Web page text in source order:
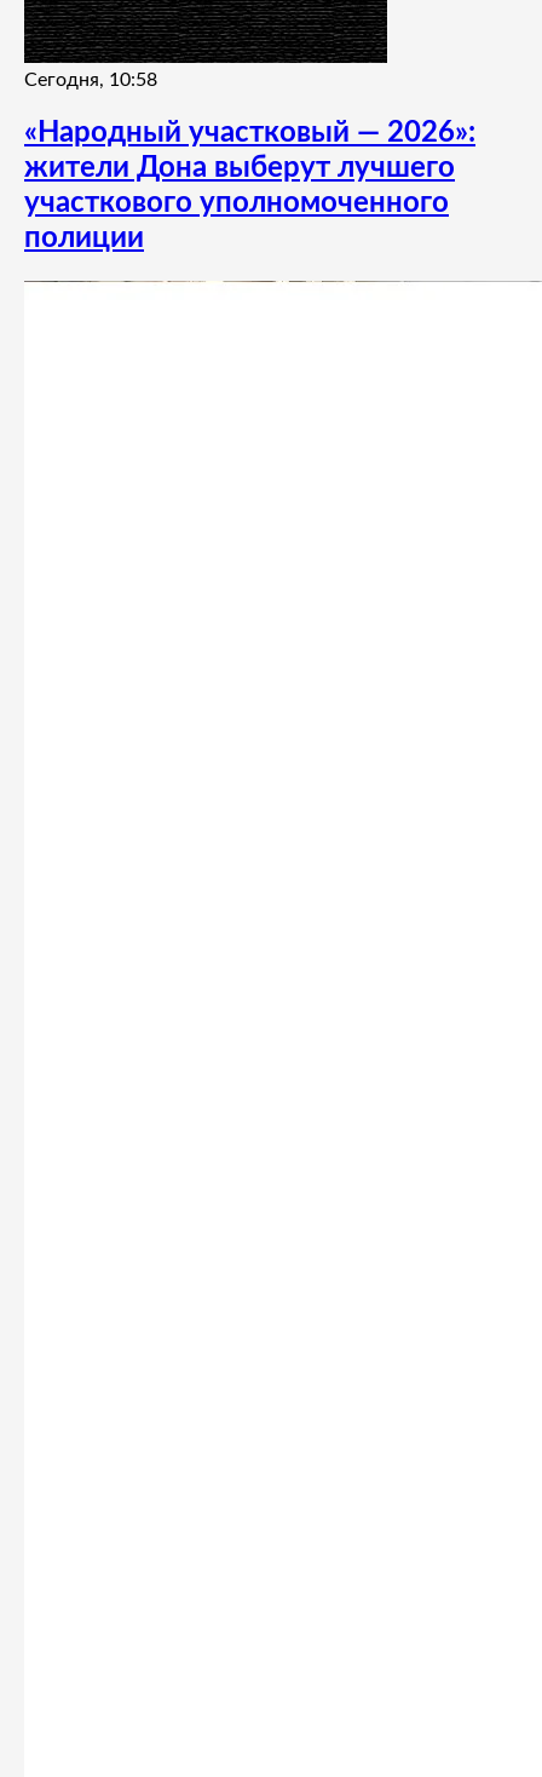
Сегодня, 10:58
«Народный участковый — 2026»:
жители Дона выберут лучшего
участкового уполномоченного
полиции